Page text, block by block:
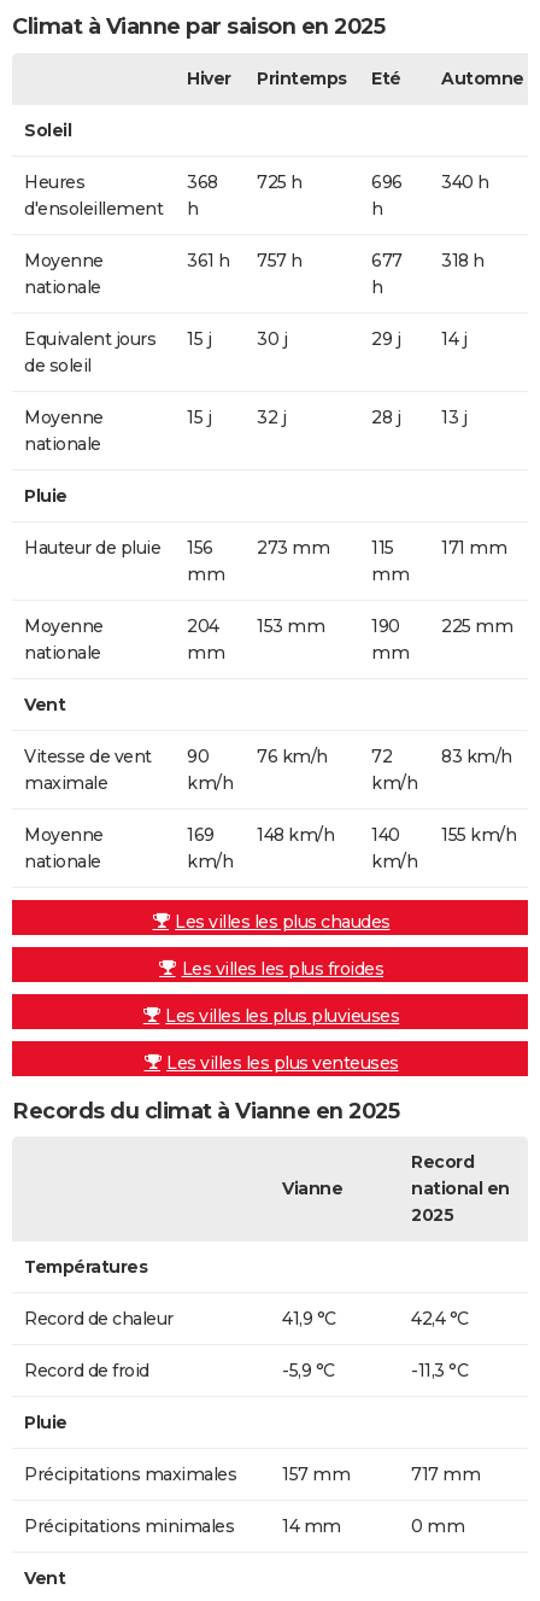
Climat à Vianne par saison en 2025
Hiver Printemps Eté Automne
Soleil
Heures
d'ensoleillement
368
h
725 h
696
h
340 h
Moyenne
nationale
361 h 757 h
677
h
318 h
Equivalent jours
de soleil
15 j 30 j 29 j 14 j
Moyenne
nationale
15 j 32 j 28 j 13 j
Pluie
Hauteur de pluie
156
mm
273 mm
115
mm
171 mm
Moyenne
nationale
204
mm
153 mm
190
mm
225 mm
Vent
Vitesse de vent
maximale
90
km/h
76 km/h
72
km/h
83 km/h
Moyenne
nationale
169
km/h
148 km/h
140
km/h
155 km/h
Les villes les plus chaudes
Les villes les plus froides
Les villes les plus pluvieuses
Les villes les plus venteuses
Records du climat à Vianne en 2025
Vianne
Record
national en
2025
Températures
Record de chaleur 41,9 °C 42,4 °C
Record de froid -5,9 °C -11,3 °C
Pluie
Précipitations maximales 157 mm 717 mm
Précipitations minimales 14 mm 0 mm
Vent